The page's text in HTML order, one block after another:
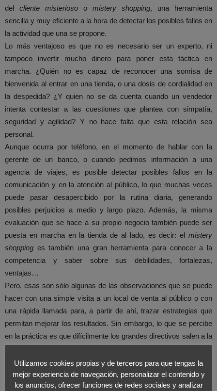
del cliente misterioso o mistery shopping, una herramienta
sencilla y muy eficiente a la hora de detectar los posibles fallos en
la actividad que una se propone.
Lo más ventajoso es que no es necesario ser un experto, ni
tampoco invertir mucho dinero para poner esta táctica en
marcha. ¿Quién no es capaz de reconocer una sonrisa de
bienvenida al entrar en una tienda, o una dosis de cordialidad en
la despedida? ¿Y quien no se da cuenta cuando un vendedor
intenta contestar a las cuestiones que plantea con simpatía,
seguridad y agilidad? Y no hace falta que esta relación sea
personal.
Aunque ocurra por teléfono, en el momento de hablar con la
gerente de un banco, o cuando pedimos información a una
agencia de viajes, es posible detectar posibles fallos en la
comunicación y en la atención al público, lo que muchas veces
puede pasar desapercibido por la rutina diaria, generando
posibles perjuicios a medio y largo plazo. Además, la misma
evaluación que se hace a su propio negocio también puede ser
puesta en marcha en la tienda de al lado, es decir: el mistery
shopping es también una gran herramienta para conocer a la
competencia y saber sobre sus debilidades, fortalezas,
ventajas…
Pero, esas son sólo algunas de las observaciones que se puede
hacer con una simple visita a un local de venta al público o con
una rápida llamada para, a partir de ahí, trazar estrategias que
permitan mejorar los resultados. Sin embargo, lo que se percibe
en la práctica es que difícilmente los grandes directivos salen a la
calle para conocen a fondo el funcionamiento de la empresa que
dirigen. El director general de una compañía aérea, por ejemplo,
siempre que viaja por su empresa lo hace como el director
general y no como un pasajero más de la clase económica. Así
Utilizamos cookies propias y de terceros para que tengas la
mejor experiencia de navegación, personalizar el contenido y
los anuncios, ofrecer funciones de redes sociales y analizar